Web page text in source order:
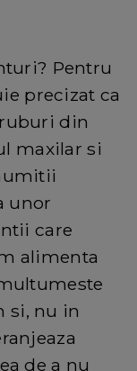
Pentru
precizat ca
din
maxilar si
unor
care
alimenta
si, nu in
de a nu